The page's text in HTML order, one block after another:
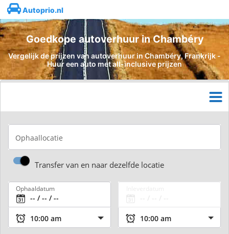
Autoprio.nl
Goedkope autoverhuur in Chambéry
Vergelijk de prijzen van autoverhuur in Chambéry, Frankrijk -
Huur een auto met all-inclusive prijzen
Ophaallocatie
Transfer van en naar dezelfde locatie
Ophaaldatum